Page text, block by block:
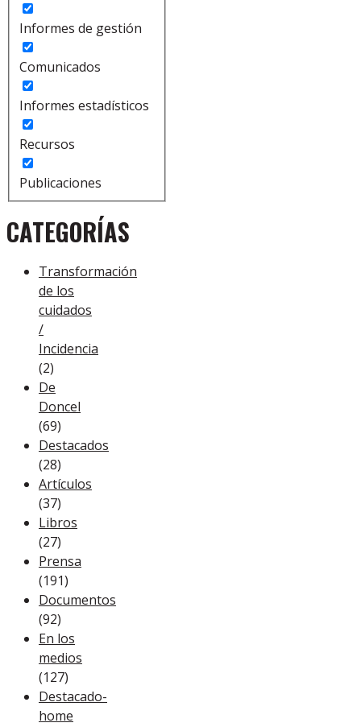
Informes de gestión
Comunicados
Informes estadísticos
Recursos
Publicaciones
CATEGORÍAS
Transformación
de los
cuidados
/
Incidencia
(2)
De
Doncel
(69)
Destacados
(28)
Artículos
(37)
Libros
(27)
Prensa
(191)
Documentos
(92)
En los
medios
(127)
Destacado-
home